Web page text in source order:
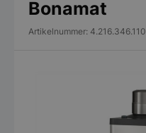
Bonamat
Artikelnummer: 4.216.346.110